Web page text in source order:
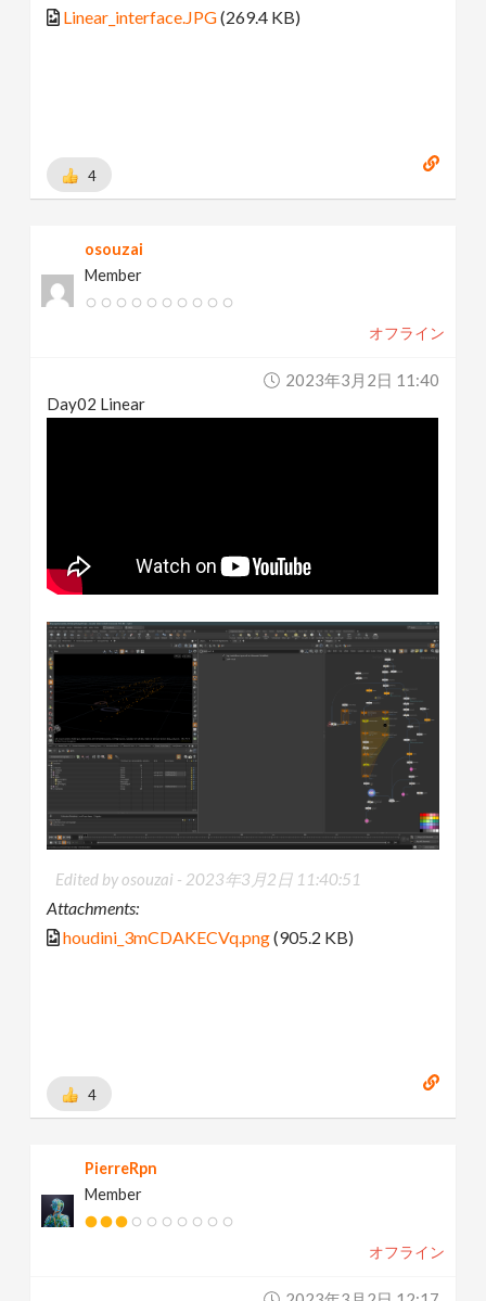
Linear_interface.JPG(269.4 KB)
4
osouzai
Member
オフライン
2023年3月2日 11:40
Day02 Linear
Edited by osouzai - 2023年3月2日 11:40:51
Attachments:
houdini_3mCDAKECVq.png(905.2 KB)
4
PierreRpn
Member
オフライン